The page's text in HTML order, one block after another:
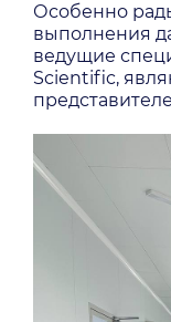
Особенно
выполнения
ведущие
Scientific,